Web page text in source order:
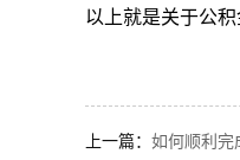
以上就是关于公
上一篇： 如何顺利完